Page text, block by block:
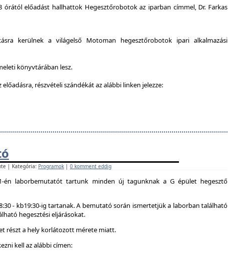
órától előadást hallhattok Hegesztőrobotok az iparban címmel, Dr. Farkas
kerülnek a világelső Motoman hegesztőrobotok ipari alkalmazási
könyvtárában lesz.
részvételi szándékát az alábbi linken jelezze:
| Kategória: Programok | 0 komment eddig
én laborbemutatót tartunk minden új tagunknak a G épület hegesztő
- kb19:30-ig tartanak. A bemutató során ismertetjük a laborban található
hegesztési eljárásokat.
részt a hely korlátozott mérete miatt.
kell az alábbi címen: